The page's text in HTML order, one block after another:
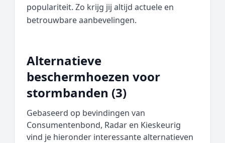
populariteit. Zo krijg jij altijd actuele en
betrouwbare aanbevelingen.
Alternatieve
beschermhoezen voor
stormbanden (3)
Gebaseerd op bevindingen van
Consumentenbond, Radar en Kieskeurig
vind je hieronder interessante alternatieven